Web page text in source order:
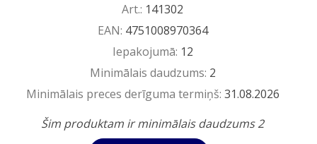
Art.: 141302
EAN: 4751008970364
Iepakojumā: 12
Minimālais daudzums: 2
Minimālais preces derīguma termiņš: 31.08.2026
Šim produktam ir minimālais daudzums 2